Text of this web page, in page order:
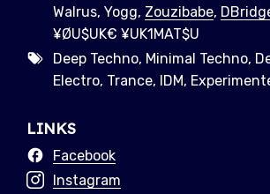
Walrus, Yogg, Zouzibabe,
¥ØU$UK€ ¥UK1MAT$U
Deep Techno, Minimal Techno,
Electro, Trance, IDM,
LINKS
Facebook
Instagram